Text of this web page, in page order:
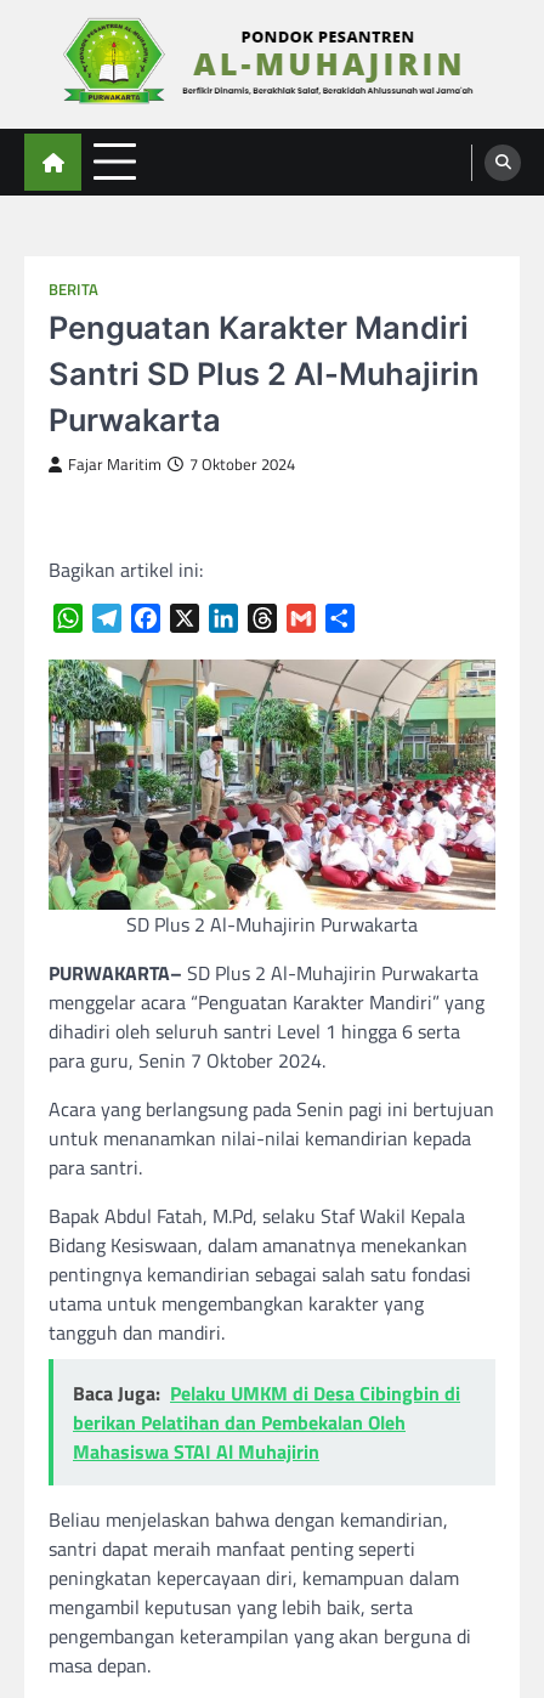
Al-Muhajirin
Berpikir Dinamis – Berakhlak Salaf – Berakidah Ahlussunah wal Jamaah
BERITA
Penguatan Karakter Mandiri
Santri SD Plus 2 Al-Muhajirin
Purwakarta
Fajar Maritim 7 Oktober 2024
Bagikan artikel ini:
WhatsAppTelegramFacebook LinkedInThreads
Gmail
SD Plus 2 Al-Muhajirin Purwakarta
PURWAKARTA– SD Plus 2 Al-Muhajirin Purwakarta
menggelar acara “Penguatan Karakter Mandiri” yang
dihadiri oleh seluruh santri Level 1 hingga 6 serta
para guru, Senin 7 Oktober 2024.
Acara yang berlangsung pada Senin pagi ini bertujuan
untuk menanamkan nilai-nilai kemandirian kepada
para santri.
Bapak Abdul Fatah, M.Pd, selaku Staf Wakil Kepala
Bidang Kesiswaan, dalam amanatnya menekankan
pentingnya kemandirian sebagai salah satu fondasi
utama untuk mengembangkan karakter yang
tangguh dan mandiri.
Baca Juga: Pelaku UMKM di Desa Cibingbin di
berikan Pelatihan dan Pembekalan Oleh
Mahasiswa STAI Al Muhajirin
Beliau menjelaskan bahwa dengan kemandirian,
santri dapat meraih manfaat penting seperti
peningkatan kepercayaan diri, kemampuan dalam
mengambil keputusan yang lebih baik, serta
pengembangan keterampilan yang akan berguna di
masa depan.